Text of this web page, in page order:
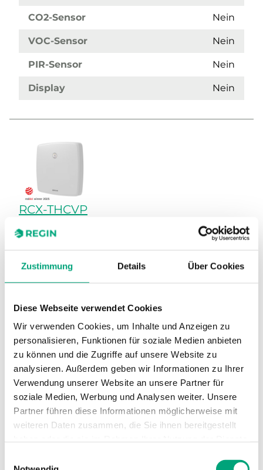
Zustimmung Details Über Cookies
Diese Webseite verwendet Cookies
Wir verwenden Cookies, um Inhalte und Anzeigen zu
personalisieren, Funktionen für soziale Medien anbieten
zu können und die Zugriffe auf unsere Website zu
analysieren. Außerdem geben wir Informationen zu Ihrer
Verwendung unserer Website an unsere Partner für
soziale Medien, Werbung und Analysen weiter. Unsere
Partner führen diese Informationen möglicherweise mit
weiteren Daten zusammen, die Sie ihnen bereitgestellt
CO2-Sensor Nein
VOC-Sensor Nein
PIR-Sensor Nein
Display Nein
RCX-THCVP
RS485-Ports 1
UI 2
Präsenztaste Nein
Temperatursensor
Feuchtesensor Ja
CO2-Sensor Ja
PIR-Sensor Ja
Display Nein